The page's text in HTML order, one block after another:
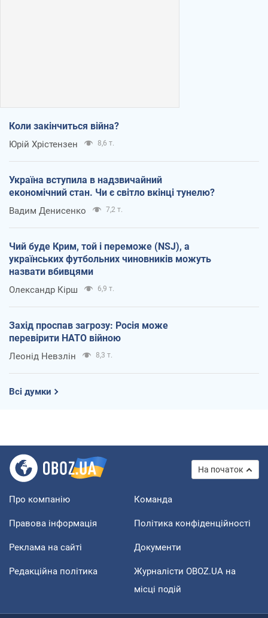
Коли закінчиться війна?
Юрій Хрістензен 8,6 т.
Україна вступила в надзвичайний
економічний стан. Чи є світло вкінці тунелю?
Вадим Денисенко 7,2 т.
Чий буде Крим, той і переможе (NSJ), а
українських футбольних чиновників можуть
назвати вбивцями
Олександр Кірш 6,9 т.
Захід проспав загрозу: Росія може
перевірити НАТО війною
Леонід Невзлін 8,3 т.
Всі думки
На початок
Про компанію Команда
Правова інформація Політика конфіденційності
Реклама на сайті Документи
Редакційна політика
Журналісти OBOZ.UA на
місці подій